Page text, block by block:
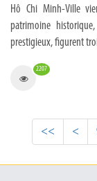
Hô Chi Minh-Ville
patrimoine
prestigieux, figurent
2207
<< <